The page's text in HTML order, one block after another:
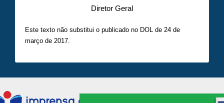
Diretor Geral
Este texto não substitui o publicado no DOL de 24 de
março de 2017.